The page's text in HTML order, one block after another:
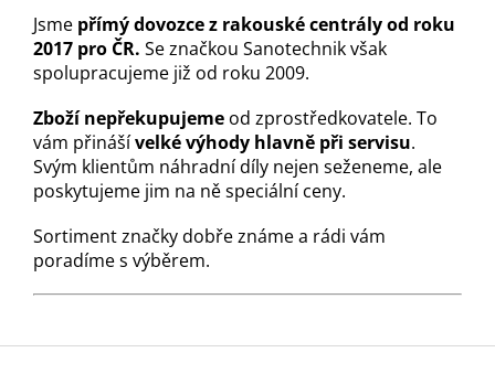
Jsme přímý dovozce z rakouské centrály od roku
2017 pro ČR. Se značkou Sanotechnik však
spolupracujeme již od roku 2009.
Zboží nepřekupujeme od zprostředkovatele. To
vám přinášívelké výhody hlavně při servisu.
Svým klientům náhradní díly nejen seženeme, ale
poskytujeme jim na ně speciální ceny.
Sortiment značky dobře známe a rádi vám
poradíme s výběrem.
Z